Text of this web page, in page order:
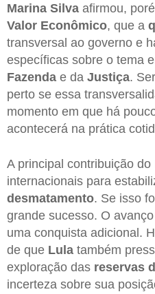
Marina Silva afirmou,
Valor Econômico, que a
transversal ao governo e
específicas sobre o tema
Fazenda e da Justiça.
perto se essa
momento em que há
acontecerá na prática
A principal contribuição
internacionais para
desmatamento. Se isso
grande sucesso. O
uma conquista adicional.
de que Lula também
exploração das reservas
incerteza sobre sua